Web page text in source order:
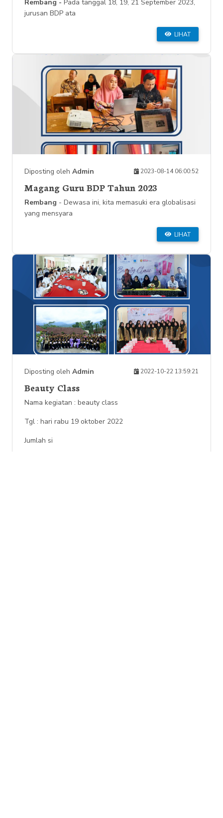
Rembang - Pada tanggal 18, 19, 21 September 2023,
jurusan BDP ata
LIHAT
Diposting oleh Admin 2023-08-14 06:00:52
Magang Guru BDP Tahun 2023
Rembang - Dewasa ini, kita memasuki era globalisasi
yang mensyara
LIHAT
Diposting oleh Admin 2022-10-22 13:59:21
Beauty Class
Nama kegiatan : beauty class
Tgl : hari rabu 19 oktober 2022
Jumlah si